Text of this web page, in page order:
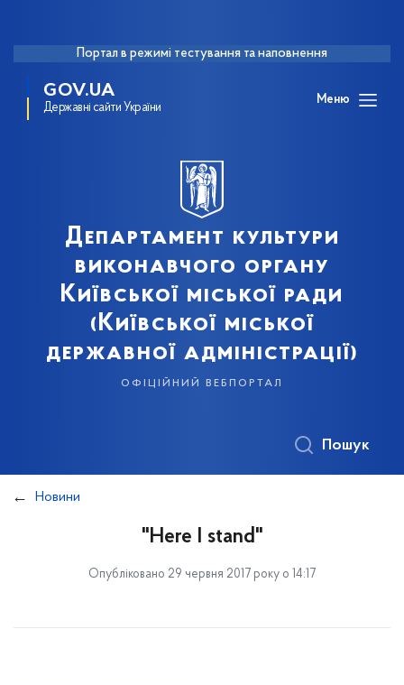
Портал в режимі тестування та наповнення
GOV.UA
Державні сайти України
Меню
Департамент культури
виконавчого органу
Київської міської ради
(Київської міської
державної адміністрації)
офіційний вебпортал
Пошук
Новини
"Here I stand"
Опубліковано 29 червня 2017 року о 14:17